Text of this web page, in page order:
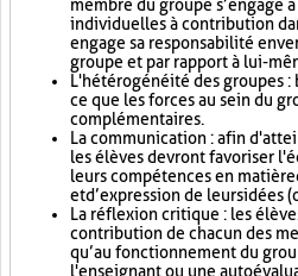
membre du groupe s’engage
individuelles à contribution
engage sa responsabilité
groupe et par rapport à lui-
L'hétérogénéité des groupes :
ce que les forces au sein du
complémentaires.
La communication : afin
les élèves devront favoriser
leurs compétences en
et d’expression de leurs idées
La réflexion critique : les
contribution de chacun des
qu’au fonctionnement du
l'enseignant ou une